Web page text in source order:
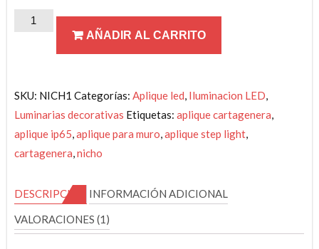
Aplique
light
de
2w
3000k
muro
Nich1
AÑADIR AL CARRITO
SKU: NICH1 Categorías:Aplique led, Iluminacion LED,
Luminarias decorativas Etiquetas:aplique cartagenera,
aplique ip65,aplique para muro,aplique step light,
cartagenera,nicho
DESCRIPCIÓN
INFORMACIÓN ADICIONAL
VALORACIONES (1)